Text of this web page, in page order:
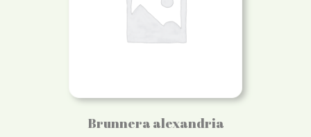
Brunnera alexandria